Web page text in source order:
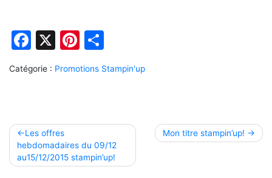
Facebook
X Pinterest
Catégorie : Promotions Stampin'up
Navigation
de
l’article
Les offres
hebdomadaires du 09/12
au15/12/2015 stampin’up!
Mon titre stampin’up!